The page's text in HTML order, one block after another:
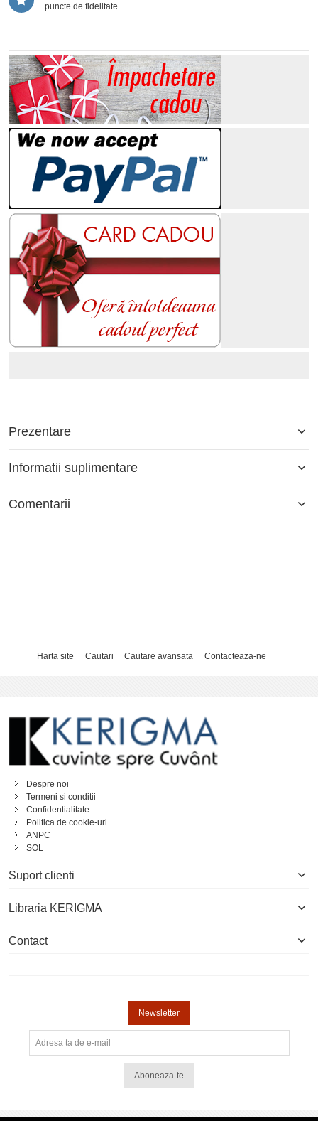
puncte de fidelitate.
Prezentare
Informatii suplimentare
Comentarii
Harta site Cautari Cautare avansata Contacteaza-ne
Despre noi
Termeni si conditii
Confidentialitate
Politica de cookie-uri
ANPC
SOL
Suport clienti
Libraria KERIGMA
Contact
Newsletter
Aboneaza-te